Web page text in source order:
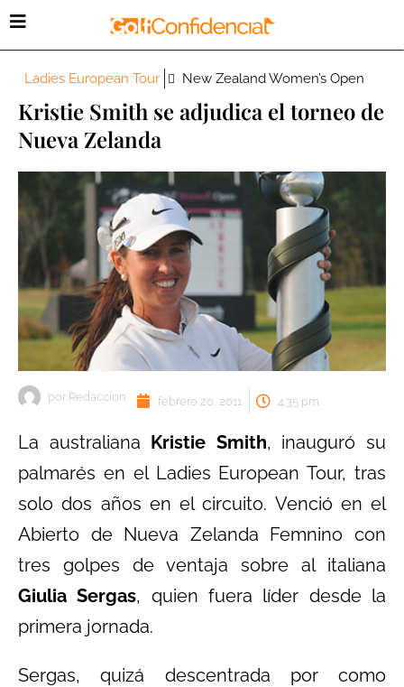
Ladies European Tour New Zealand Women’s Open
Kristie Smith se adjudica el torneo de
Nueva Zelanda
por Redaccion febrero 20, 2011 4:35 pm
La australiana Kristie Smith, inauguró su
palmarés en el Ladies European Tour, tras
solo dos años en el circuito. Venció en el
Abierto de Nueva Zelanda Femnino con
tres golpes de ventaja sobre al italiana
Giulia Sergas, quien fuera líder desde la
primera jornada.
Sergas, quizá descentrada por como